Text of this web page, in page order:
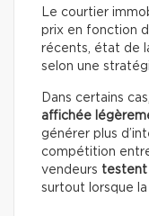
Le courtier
prix en fonction
récents, état de
selon une
Dans certains
affichée
générer plus
compétition
vendeurs testent
surtout lorsque